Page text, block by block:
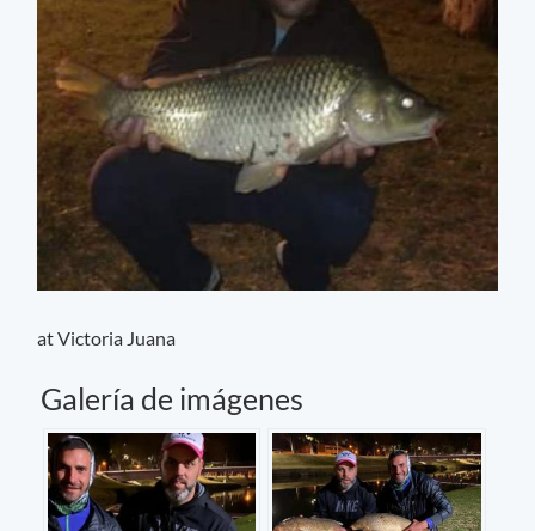
at Victoria Juana
Galería de imágenes